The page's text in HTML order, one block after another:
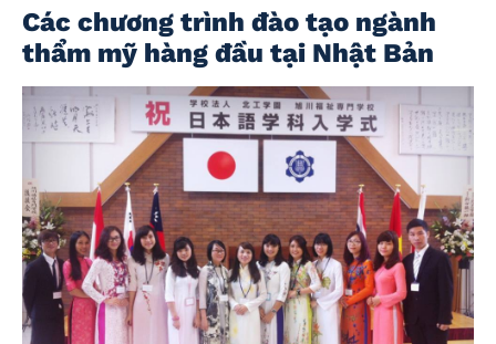
Các chương trình đào tạo ngành
thẩm mỹ hàng đầu tại Nhật Bản